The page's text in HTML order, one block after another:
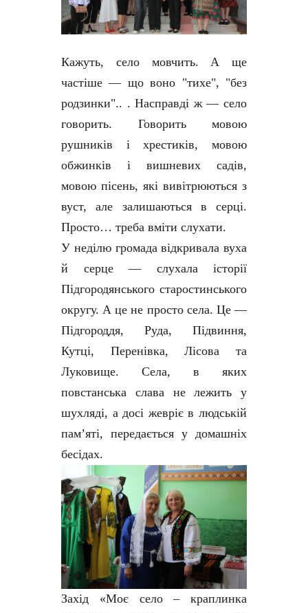
Кажуть, село мовчить. А ще
частіше — що воно "тихе", "без
родзинки".. . Насправді ж — село
говорить. Говорить мовою
рушників і хрестиків, мовою
обжинків і вишневих садів,
мовою пісень, які вивітрюються з
вуст, але залишаються в серці.
Просто… треба вміти слухати.
У неділю громада відкривала вуха
й серце — слухала історії
Підгородянського старостинського
округу. А це не просто села. Це —
Підгороддя, Руда, Підвиння,
Кутці, Перенівка, Лісова та
Луковище. Села, в яких
повстанська слава не лежить у
шухляді, а досі жевріє в людській
пам’яті, передається у домашніх
бесідах.
Захід «Моє село – краплинка